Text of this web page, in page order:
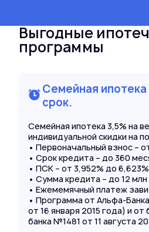
Выгодные
программы
Семейная ипотека
срок.
Семейная ипотека 3,5% на
индивидуальной скидки на
• Первоначальный взнос –
• Срок кредита – до 360
• ПСК – от 3,952% до 6,623%
• Сумма кредита – до 12
• Ежемемячный платеж
• Программа от Альфа-
от 16 января 2015 года) и
банка №1481 от 11 августа